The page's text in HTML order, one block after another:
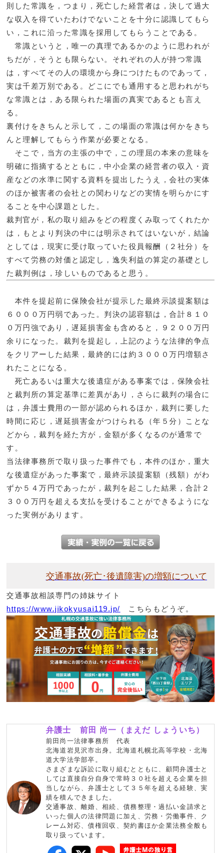
則した常識を，つまり，死亡した経営者は，決して過大
な収入を得ていたわけでないことを十分に認識してもら
い，これに沿った常識を採用してもらうことである。
常識というと，唯一の真理であるかのように思われが
ちだが，そうとも限らない。それぞれの人が持つ常識
は，すべてその人の環境から身につけたものであって，
実は千差万別である。どこにでも通用すると思われがち
な常識とは，ある限られた場面の真実であるとも言え
る。
裏付けをきちんと示して，この場面の常識は何かをきち
んと理解してもらう作業が必要となる。
そこで，当方の主張の中で，この理屈の本来の意味を
明確に指摘するとともに，中小企業の経営者の収入・資
産などの水準に関する資料を提出したうえ，会社の実体
のほか被害者の会社との関わりなどの実情を明らかにす
ることを中心課題とした。
裁判官が，私の取り組みをどの程度くみ取ってくれたか
は，もとより判決の中には明示されてはいないが，結論
としては，現実に受け取っていた役員報酬（２社分）を
すべて労務の対価と認定し，逸失利益の算定の基礎とし
た裁判例は，珍しいものであると思う。
本件を提起前に保険会社が提示した最終示談提案額は
６０００万円弱であった。判決の認容額は，合計８１０
０万円強であり，遅延損害金も含めると，９２００万円
余りになった。裁判を提起し，上記のような法律的争点
をクリアーした結果，最終的には約３０００万円増額さ
れたことになる。
死亡あるいは重大な後遺症がある事案では，保険会社
と裁判所の算定基準に差異があり，さらに裁判の場合に
は，弁護士費用の一部が認められるほか，裁判に要した
時間に応じ，遅延損害金がつけられる（年５分）ことな
どから，裁判を経た方が，金額が多くなるのが通常で
す。
当法律事務所で取り扱った事件でも，本件のほか，重大
な後遺症があった事案で，最終示談提案額（残額）がわ
ずか５４万円であったが，裁判を起こした結果，合計２
３００万円を超える支払を受けることができるようにな
った実例があります。
交通事故(死亡･後遺障害)の増額について
交通事故相談専門の姉妹サイト
https://www.jikokyusai119.jp/
こちらもどうぞ。
弁護士 前田 尚一（まえだ しょういち）
前田尚一法律事務所 代表
北海道岩見沢市出身。北海道札幌北高等学校・北海
道大学法学部卒。
さまざまな訴訟に取り組むとともに、顧問弁護士と
しては直接自分自身で常時３０社を超える企業を担
当しながら、弁護士として３５年を超える経験、実
績を積んできました。
交通事故、離婚、相続、債務整理・過払い金請求と
いった個人の法律問題に加え、労務・労働事件、ク
レーム対応、債権回収、契約書ほか企業法務全般も
取り扱っています。